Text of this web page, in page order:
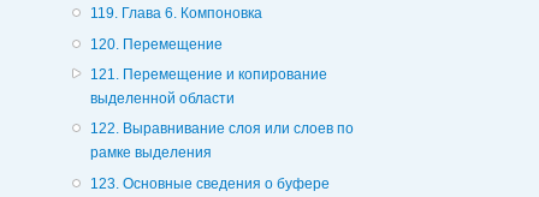
119. Глава 6. Компоновка
120. Перемещение
121. Перемещение и копирование
выделенной области
122. Выравнивание слоя или слоев по
рамке выделения
123. Основные сведения о буфере